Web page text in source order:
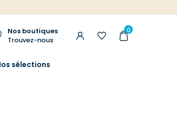
Nos boutiques
Trouvez-nous
0
sélections